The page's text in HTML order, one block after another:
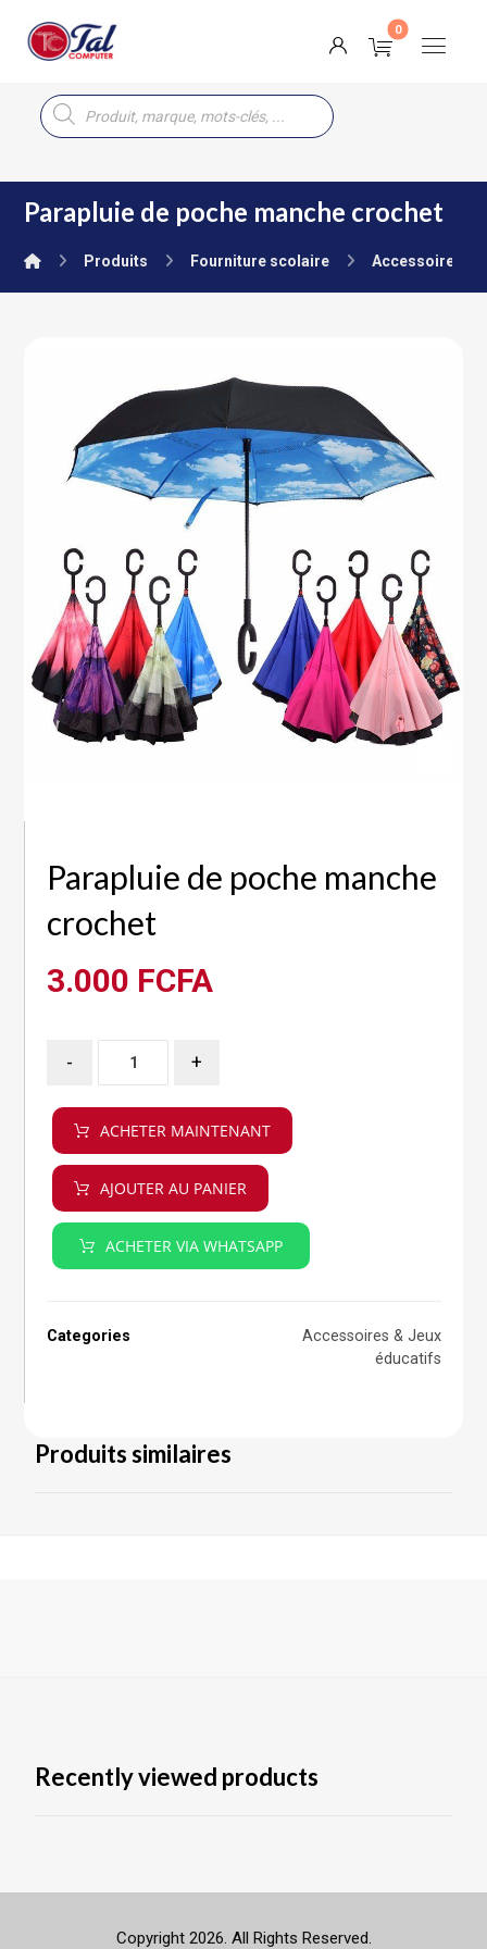
Parapluie de poche manche crochet
Produits Fourniture scolaire Accessoires &
Parapluie de poche manche
crochet
3.000 FCFA
- +
ACHETER MAINTENANT
AJOUTER AU PANIER
ACHETER VIA WHATSAPP
Categories
Accessoires & Jeux
éducatifs
Produits similaires
Recently viewed products
Copyright 2026. All Rights Reserved.